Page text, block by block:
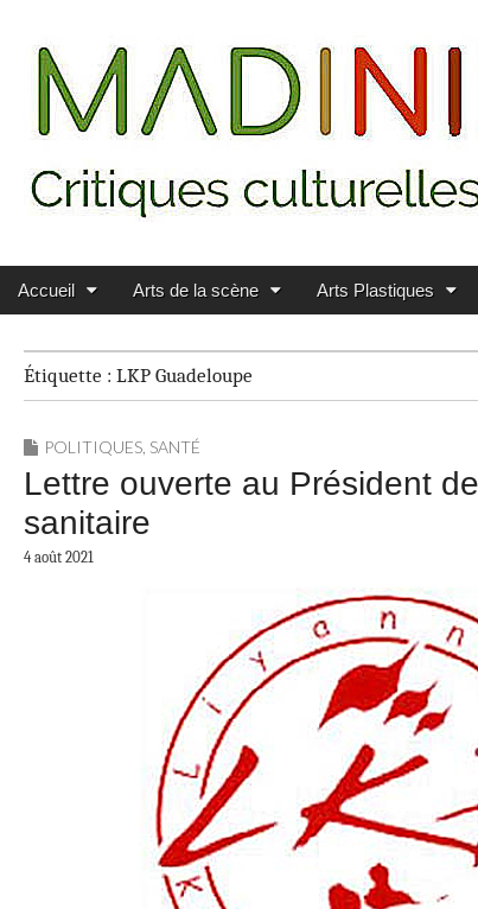
MADININ'ART
Main menu
Skip to content
Accueil Arts de la scène Arts Plastiques
Étiquette : LKP Guadeloupe
POLITIQUES SANTÉ
Lettre ouverte au Président
sanitaire
4 août 2021